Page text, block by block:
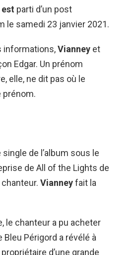
est parti d’un post
le samedi 23 janvier 2021.
informations,Vianney et
Edgar. Un prénom
elle, ne dit pas où le
prénom.
de l’album sous le
de All of the Lights de
Vianneyfait la
le chanteur a pu acheter
Périgord a révélé à
d’une grande